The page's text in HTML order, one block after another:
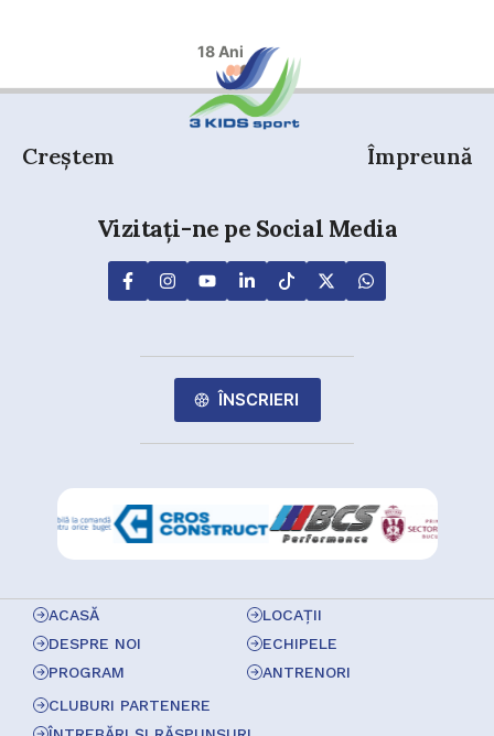
18 Ani
Creștem Împreună
Vizitați-ne pe Social Media
ÎNSCRIERI
ACASĂ
DESPRE NOI
PROGRAM
LOCAȚII
ECHIPELE
ANTRENORI
CLUBURI PARTENERE